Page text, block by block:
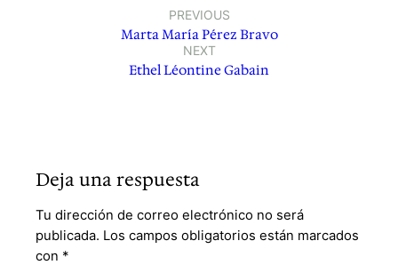
PREVIOUS
Marta María Pérez Bravo
NEXT
Ethel Léontine Gabain
Deja una respuesta
Tu dirección de correo electrónico no será
publicada. Los campos obligatorios están marcados
con *